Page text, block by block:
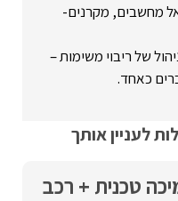
מחשבים, מקרנים-
של ריבוי משימות –
כאחד.
לעניין אותך
טכנית + רכב